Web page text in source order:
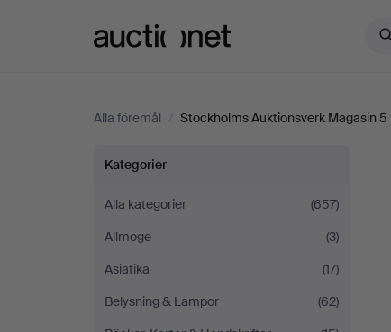
Alla föremål / Stockholms Auktionsverk Magasin 5
Alla
föremål
på
Stockholms
Kategorier
Alla kategorier
(657)
Allmoge
(3)
Asiatika
(17)
Belysning & Lampor
(62)